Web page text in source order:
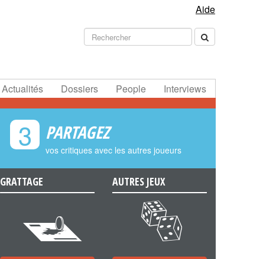
Aide
Actualités Dossiers People Interviews
3 PARTAGEZ
vos critiques avec les autres joueurs
GRATTAGE
e
AUTRES JEUX
f